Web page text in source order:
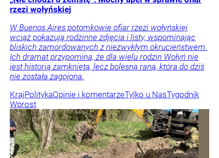
rzezi wołyńskiej
W Buenos Aires potomkowie ofiar rzezi wołyńskiej
wciąż pokazują rodzinne zdjęcia i listy, wspominając
bliskich zamordowanych z niezwykłym okrucieństwem.
Ich dramat przypomina, że dla wielu rodzin Wołyń nie
jest historią zamkniętą, lecz bolesną raną, która do dziś
nie została zagojona.
KrajPolitykaOpinie i komentarzeTylko u NasTygodnik
Wprost